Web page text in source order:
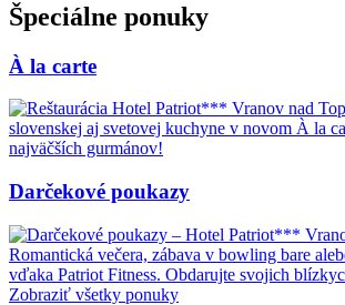
Špeciálne ponuky
À la carte
slovenskej aj svetovej kuchyne v novom À la
najväčších gurmánov!
Darčekové poukazy
Romantická večera, zábava v bowling bare
vďaka Patriot Fitness. Obdarujte svojich
Zobraziť všetky ponuky